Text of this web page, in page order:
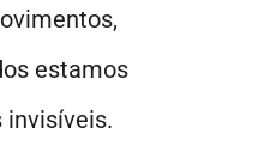
estamos
invisíveis.